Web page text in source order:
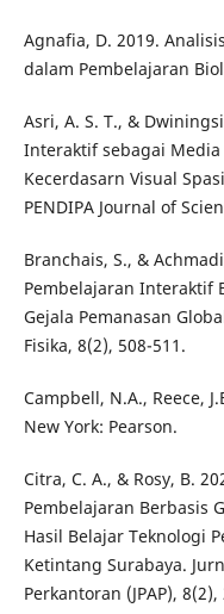
Agnafia, D. 2019.
dalam Pembelajaran
Asri, A. S. T., &
Interaktif sebagai
Kecerdasarn Visual
PENDIPA Journal of
Branchais, S., &
Pembelajaran Interaktif
Gejala Pemanasan
Fisika, 8(2), 508-511.
Campbell, N.A., Reece,
New York: Pearson.
Citra, C. A., & Rosy, B.
Pembelajaran Berbasis
Hasil Belajar Teknologi
Ketintang Surabaya.
Perkantoran (JPAP), 8(2),